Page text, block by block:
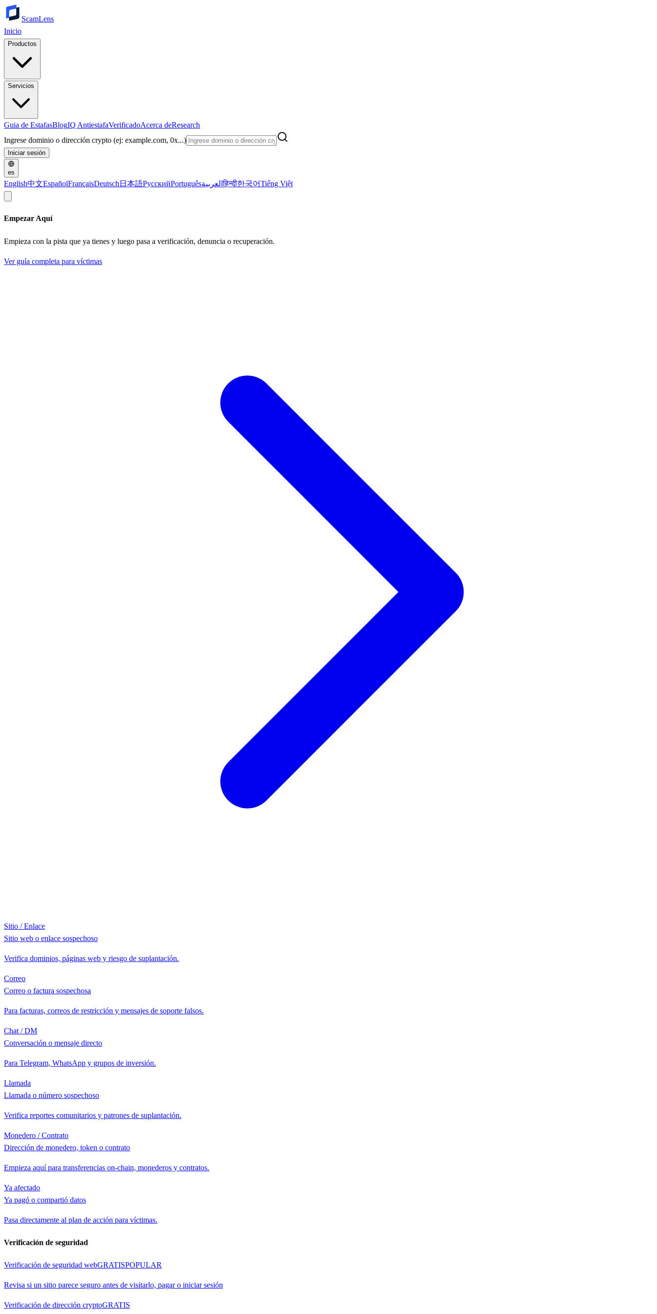
ScamLens
Inicio
Productos
Servicios
Guia de EstafasBlogIQ AntiestafaVerificadoAcerca deResearch
Ingrese dominio o dirección crypto (ej: example.com, 0x...)
Iniciar sesión
es
English中文EspañolFrançaisDeutsch 日本語РусскийPortuguêsالعربيةहिन्दी한국어Tiếng Việt
Empezar Aquí
Empieza con la pista que ya tienes y luego pasa a verificación, denuncia o recuperación.
Ver guía completa para víctimas
Sitio / Enlace
Sitio web o enlace sospechoso
Verifica dominios, páginas web y riesgo de suplantación.
Correo
Correo o factura sospechosa
Para facturas, correos de restricción y mensajes de soporte falsos.
Chat / DM
Conversación o mensaje directo
Para Telegram, WhatsApp y grupos de inversión.
Llamada
Llamada o número sospechoso
Verifica reportes comunitarios y patrones de suplantación.
Monedero / Contrato
Dirección de monedero, token o contrato
Empieza aquí para transferencias on-chain, monederos y contratos.
Ya afectado
Ya pagó o compartió datos
Pasa directamente al plan de acción para víctimas.
Verificación de seguridad
Verificación de seguridad webGRATISPOPULAR
Revisa si un sitio parece seguro antes de visitarlo, pagar o iniciar sesión
Verificación de dirección cryptoGRATIS